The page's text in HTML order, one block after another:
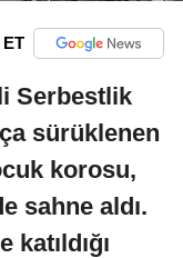
Serbestlik
sürüklenen
korosu,
sahne aldı.